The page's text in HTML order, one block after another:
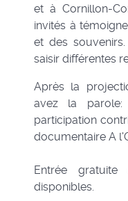
et à Cornillon-
invités à
et des
saisir différentes
Après la
avez la
participation
documentaire A
Entrée
disponibles.